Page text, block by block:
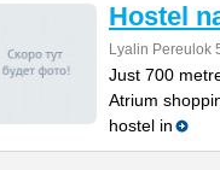
Hostel
Lyalin Pereulok
Just 700
Atrium
hostel in